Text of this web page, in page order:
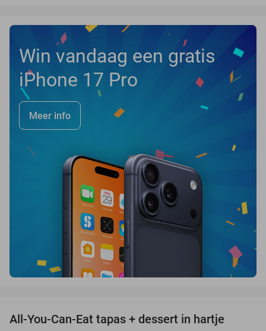
Win vandaag een gratis
iPhone 17 Pro
Meer info
All-You-Can-Eat tapas + dessert in hartje